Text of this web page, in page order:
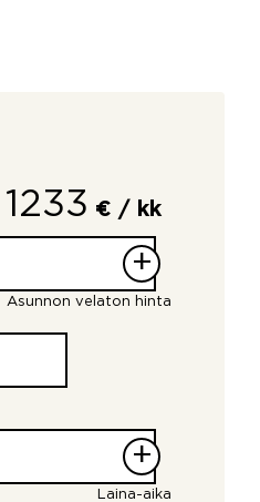
1233 € / kk
+
Asunnon velaton hinta
+
Laina-aika